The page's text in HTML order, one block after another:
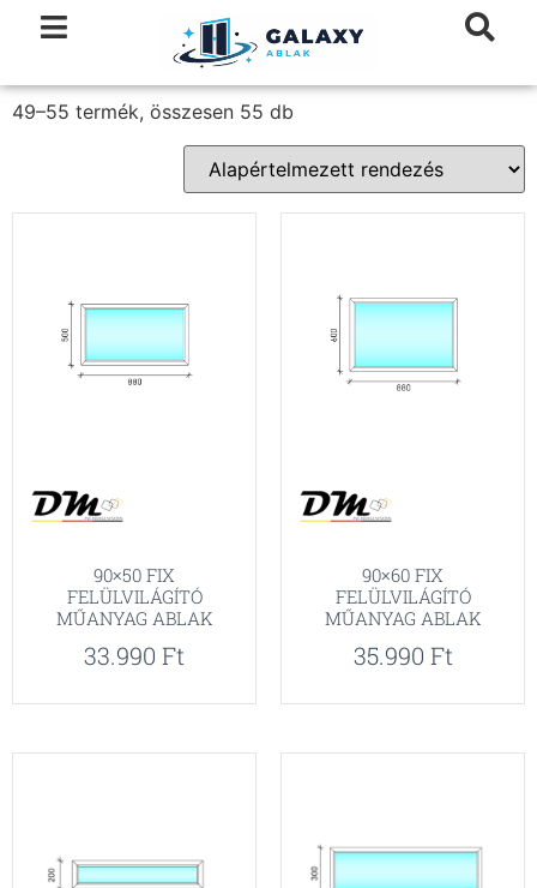
49–55 termék, összesen 55 db
90×50 FIX
FELÜLVILÁGÍTÓ
MŰANYAG ABLAK
33.990 Ft
90×60 FIX
FELÜLVILÁGÍTÓ
MŰANYAG ABLAK
35.990 Ft